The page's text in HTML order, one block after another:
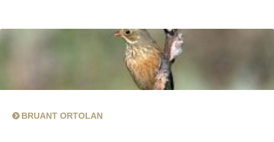
BRUANT ORTOLAN